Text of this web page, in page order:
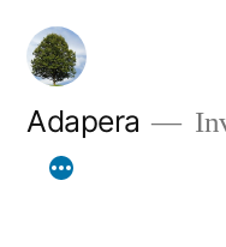
Aller
contenu
Adapera